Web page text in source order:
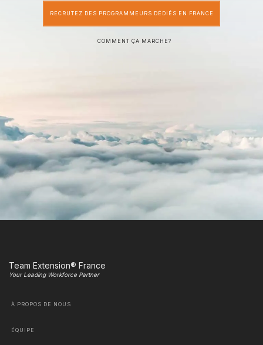
RECRUTEZ DES PROGRAMMEURS DÉDIÉS EN FRANCE
COMMENT ÇA MARCHE?
Team Extension® France
Your Leading Workforce Partner
À PROPOS DE NOUS
ÉQUIPE